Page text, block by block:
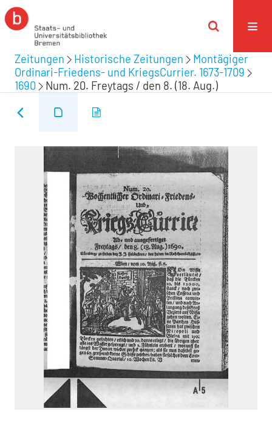
Zeitungen Historische Zeitungen
Montägiger
Ordinari-Friedens- und KriegsCurrier. 1673-1709
1690
Num. 20. Freytags / den 8. (18. Aug.)